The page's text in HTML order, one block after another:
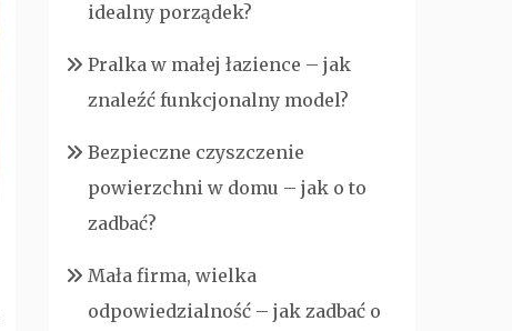
idealny porządek?
Pralka w małej łazience – jak
znaleźć funkcjonalny model?
Bezpieczne czyszczenie
powierzchni w domu – jak o to
zadbać?
Mała firma, wielka
odpowiedzialność – jak zadbać o